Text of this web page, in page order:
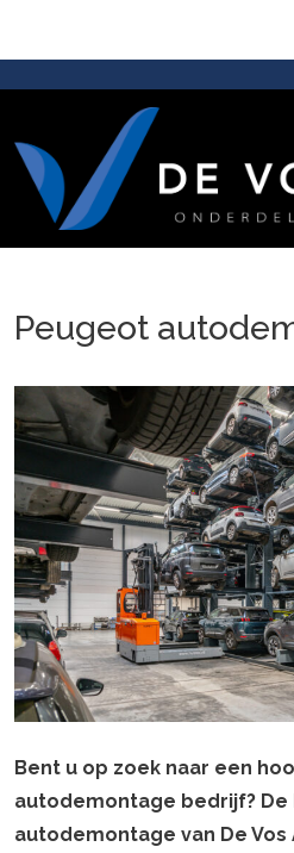
Peugeot
Bent u op zoek naar een
autodemontage bedrijf? De
autodemontage van De